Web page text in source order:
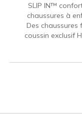
SLIP IN™
chaussures à
Des chaussures
coussin exclusif